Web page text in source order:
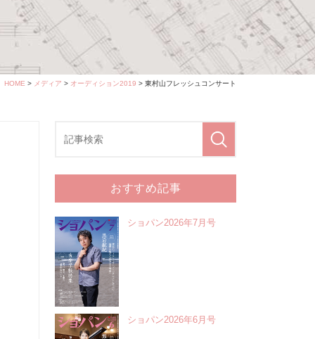
HOME > メディア > オーディション2019 > 東村山フレッシュコンサート
おすすめ記事
ショパン2026年7月号
ショパン2026年6月号